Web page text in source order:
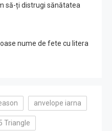
să-ți distrugi sănătatea
nume de fete cu litera
anvelope iarna
Triangle